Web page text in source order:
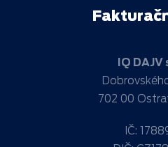
IQ DAJV
702 00
IČ: